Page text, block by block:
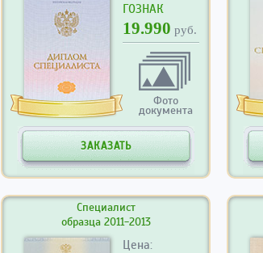
ГОЗНАК
19.990 руб.
Фото
документа
ЗАКАЗАТЬ
Специалист
образца 2011-2013
Цена: